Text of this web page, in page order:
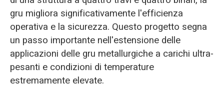
gru migliora significativamente l'efficienza
operativa e la sicurezza. Questo progetto segna
un passo importante nell'estensione delle
applicazioni delle gru metallurgiche a carichi ultra-
pesanti e condizioni di temperature
estremamente elevate.